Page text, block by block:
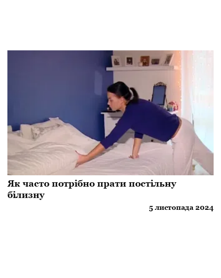
Як часто потрібно прати постільну
білизну
5 листопада 2024